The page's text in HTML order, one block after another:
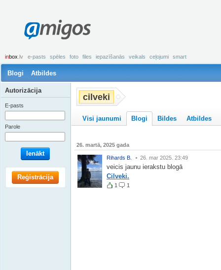
amigos
inbox .lv e-pasts spēles foto files iepazīšanās veikals ceļojumi smart
Blogi Atbildes
cilveki
Visi jaunumi Blogi Bildes Atbildes
26. martā, 2025 gada
Rihards B. 26. mar 2025. 23:49
veicis jaunu ierakstu blogā
Cilveki.
1 1
Autorizācija
E-pasts
Parole
Ienākt
Reģistrācija